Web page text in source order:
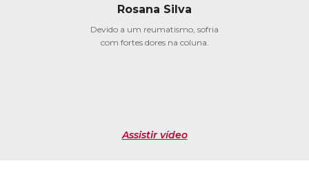
Rosana Silva
Devido a um reumatismo, sofria
com fortes dores na coluna.
Assistir vídeo